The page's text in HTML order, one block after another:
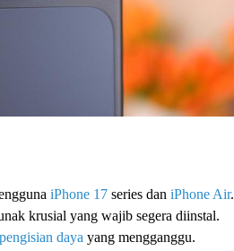
iPhone 17 series dan iPhone Air.
krusial yang wajib segera diinstal.
pengisian daya yang mengganggu.